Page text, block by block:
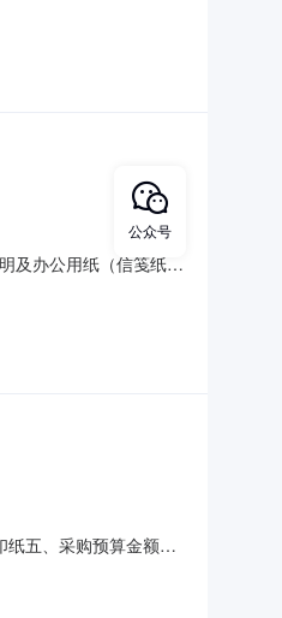
况，地块位于廉江市
及办公用纸（信笺纸）
纸五、采购预算金额
公众号